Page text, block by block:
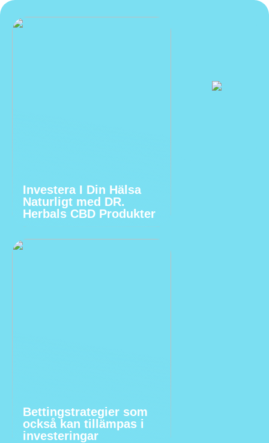
Investera I Din Hälsa
Naturligt med DR.
Herbals CBD Produkter
Bettingstrategier som
också kan tillämpas i
investeringar